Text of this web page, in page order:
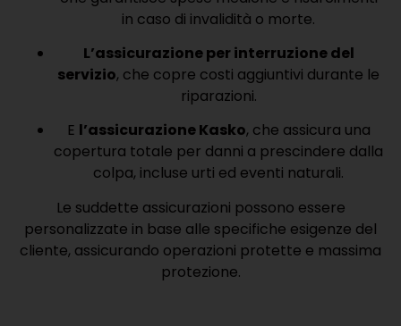
in caso di invalidità o morte.
L’assicurazione per interruzione del
servizio, che copre costi aggiuntivi durante le
riparazioni.
E l’assicurazione Kasko, che assicura una
copertura totale per danni a prescindere dalla
colpa, incluse urti ed eventi naturali.
Le suddette assicurazioni possono essere
personalizzate in base alle specifiche esigenze del
cliente, assicurando operazioni protette e massima
protezione.